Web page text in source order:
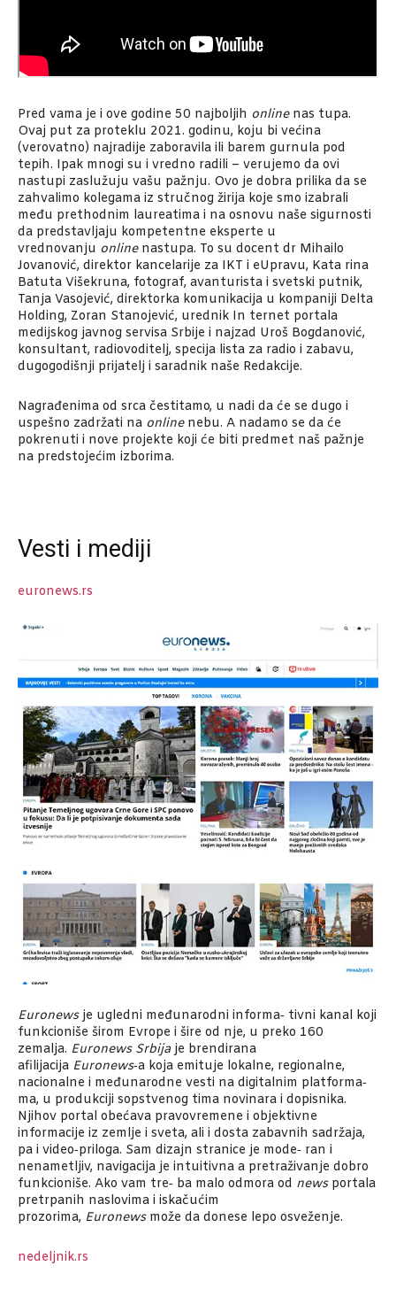
Pred vama je i ove godine 50 najboljih online nas­ tupa.
Ovaj put za proteklu 2021. godinu, koju bi većina
(verovatno) najradije zaboravila ili barem gurnula pod
tepih. Ipak mnogi su i vredno radili – verujemo da ovi
nastupi zaslužuju vašu pažnju. Ovo je dobra prilika da se
zahvalimo kolegama iz stručnog žirija koje smo izabrali
među prethodnim laureatima i na osnovu naše sigurnosti
da predstavljaju kompetentne eksperte u
vrednovanju online nastupa. To su docent dr Mihailo
Jovanović, direktor kancelarije za IKT i eUpravu, Kata­ rina
Batuta Višekruna, fotograf, avanturista i svetski putnik,
Tanja Vasojević, direktorka komunikacija u kompaniji Delta
Holding, Zoran Stanojević, urednik In­ ternet portala
medijskog javnog servisa Srbije i najzad Uroš Bogdanović,
konsultant, radio­voditelj, specija­ lista za radio i zabavu,
dugogodišnji prijatelj i saradnik naše Redakcije.
Nagrađenima od srca čestitamo, u nadi da će se dugo i
uspešno zadržati na online nebu. A nadamo se da će
pokrenuti i nove projekte koji će biti predmet naš pažnje
na predstojećim izborima.
Vesti i mediji
euronews.rs
Euronewsje ugledni međunarodni informa‑ tivni kanal koji
funkcioniše širom Evrope i šire od nje, u preko 160
zemalja. Euronews Srbijaje brendirana
afilijacija Euronews‑a koja emituje lokalne, regionalne,
nacionalne i međunarodne vesti na digitalnim platforma‑
ma, u produkciji sopstvenog tima novinara i dopisnika.
Njihov portal obećava pravovremene i objektivne
informacije iz zemlje i sveta, ali i dosta zabavnih sadržaja,
pa i video‑priloga. Sam dizajn stranice je mode‑ ran i
nenametljiv, navigacija je intuitivna a pretraživanje dobro
funkcioniše. Ako vam tre‑ ba malo odmora od news portala
pretrpanih naslovima i iskačućim
prozorima, Euronews može da donese lepo osveženje.
nedeljnik.rs